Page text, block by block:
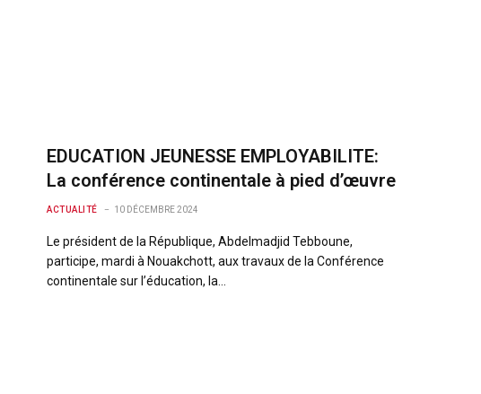
EDUCATION JEUNESSE EMPLOYABILITE:
La conférence continentale à pied d’œuvre
ACTUALITÉ 10 DÉCEMBRE 2024
Le président de la République, Abdelmadjid Tebboune,
participe, mardi à Nouakchott, aux travaux de la Conférence
continentale sur l’éducation, la…